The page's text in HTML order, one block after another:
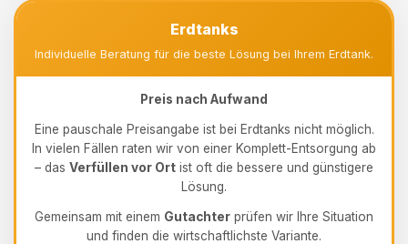
Erdtanks
Individuelle Beratung für die beste Lösung bei Ihrem Erdtank.
Preis nach Aufwand
Eine pauschale Preisangabe ist bei Erdtanks nicht möglich.
In vielen Fällen raten wir von einer Komplett-Entsorgung ab
– das Verfüllen vor Ort ist oft die bessere und günstigere
Lösung.
Gemeinsam mit einem Gutachter prüfen wir Ihre Situation
und finden die wirtschaftlichste Variante.